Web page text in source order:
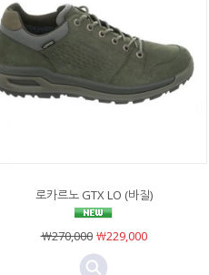
로카르노 GTX LO (바질)
￦270,000￦229,000